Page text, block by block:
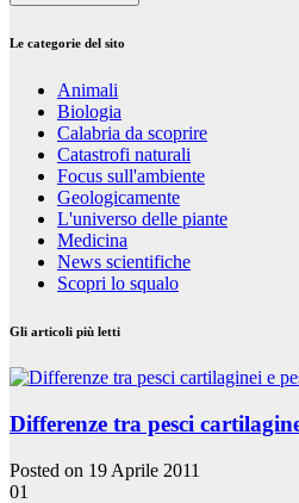
Le categorie del sito
Animali
Biologia
Calabria da scoprire
Catastrofi naturali
Focus sull'ambiente
Geologicamente
L'universo delle piante
Medicina
News scientifiche
Scopri lo squalo
Gli articoli più letti
Differenze tra pesci
Posted on 19 Aprile 2011
01